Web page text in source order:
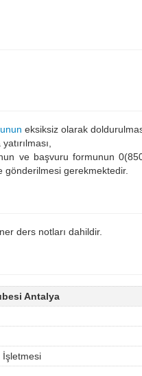
eksiksiz olarak
ve başvuru formunun
gönderilmesi gerekmektedir.
ders notları dahildir.
Antalya
İşletmesi